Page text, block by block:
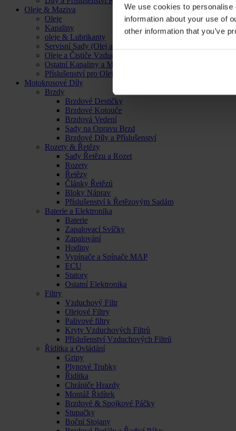
We use cookies to
information about your use of
other information that you’ve
Oleje & Maziva
Oleje
Kapaliny
oleje & Lubrikanty
Servisní Sady (Olej a Filtr)
Oleje a Čističe Vzduchových Filtrů
Ostatní Kapaliny a Maziva
Příslušenství pro Oleje, Kapaliny a Maziva
Motokrosové Díly
Brzdy
Brzdové Destičky
Brzdové Kotouče
Brzdová Vedení
Sady na Opravu Brzd
Brzdové Díly a Příslušenství
Rozety & Řetězy
Sady Řetězu a Rozet
Rozety
Řetězy
Články Řetězů
Bloky Náprav
Příslušenství k Řetězovým Sadám
Baterie a Elektronika
Baterie
Zapalovací Svíčky
Zapalování
Hodiny
Vypínače a Spínače MAP
ECU
Statory
Ostatní Elektronika
Filtry
Vzduchový Filtr
Olejové Filtry
Palivové filtry
Kryty Vzduchových Filtrů
Příslušenství Vzduchových Filtrů
Řídítka a Ovládání
Gripy
Plynové Trubky
Řidítka
Chrániče Hrazdy
Montáž Řidítek
Brzdové & Spojkové Páčky
Stupačky
Boční Stojany